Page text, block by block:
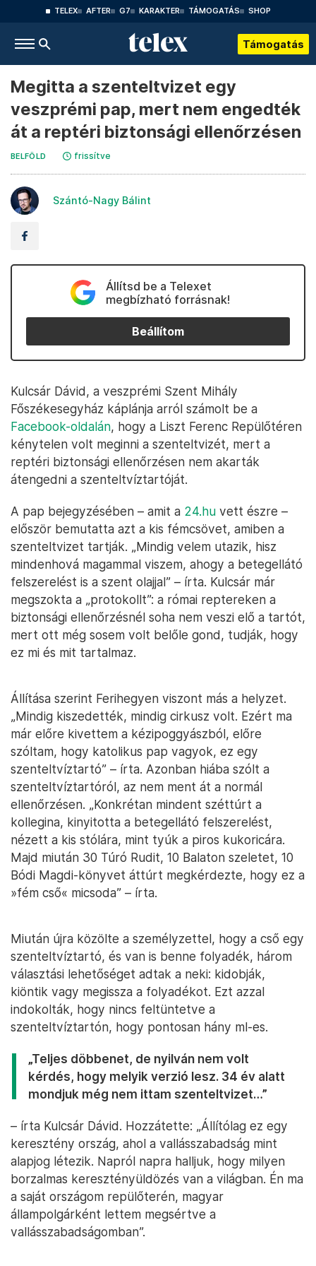
TELEX AFTER G7 KARAKTER TÁMOGATÁS SHOP
Támogatás
Megitta a szenteltvizet egy
veszprémi pap, mert nem engedték
át a reptéri biztonsági ellenőrzésen
BELFÖLD frissítve
Szántó-Nagy Bálint
Állítsd be a Telexet
megbízható forrásnak!
Beállítom
Kulcsár Dávid, a veszprémi Szent Mihály
Főszékesegyház káplánja arról számolt be a
Facebook-oldalán, hogy a Liszt Ferenc Repülőtéren
kénytelen volt meginni a szenteltvizét, mert a
reptéri biztonsági ellenőrzésen nem akarták
átengedni a szenteltvíztartóját.
A pap bejegyzésében – amit a 24.hu vett észre –
először bemutatta azt a kis fémcsövet, amiben a
szenteltvizet tartják. „Mindig velem utazik, hisz
mindenhová magammal viszem, ahogy a betegellátó
felszerelést is a szent olajjal” – írta. Kulcsár már
megszokta a „protokollt”: a római reptereken a
biztonsági ellenőrzésnél soha nem veszi elő a tartót,
mert ott még sosem volt belőle gond, tudják, hogy
ez mi és mit tartalmaz.
Állítása szerint Ferihegyen viszont más a helyzet.
„Mindig kiszedették, mindig cirkusz volt. Ezért ma
már előre kivettem a kézipoggyászból, előre
szóltam, hogy katolikus pap vagyok, ez egy
szenteltvíztartó” – írta. Azonban hiába szólt a
szenteltvíztartóról, az nem ment át a normál
ellenőrzésen. „Konkrétan mindent széttúrt a
kollegina, kinyitotta a betegellátó felszerelést,
nézett a kis stólára, mint tyúk a piros kukoricára.
Majd miután 30 Túró Rudit, 10 Balaton szeletet, 10
Bódi Magdi-könyvet áttúrt megkérdezte, hogy ez a
»fém cső« micsoda” – írta.
Miután újra közölte a személyzettel, hogy a cső egy
szenteltvíztartó, és van is benne folyadék, három
választási lehetőséget adtak a neki: kidobják,
kiöntik vagy megissza a folyadékot. Ezt azzal
indokolták, hogy nincs feltüntetve a
szenteltvíztartón, hogy pontosan hány ml-es.
„Teljes döbbenet, de nyilván nem volt
kérdés, hogy melyik verzió lesz. 34 év alatt
mondjuk még nem ittam szenteltvizet…”
– írta Kulcsár Dávid. Hozzátette: „Állítólag ez egy
keresztény ország, ahol a vallásszabadság mint
alapjog létezik. Napról napra halljuk, hogy milyen
borzalmas keresztényüldözés van a világban. Én ma
a saját országom repülőterén, magyar
állampolgárként lettem megsértve a
vallásszabadságomban”.